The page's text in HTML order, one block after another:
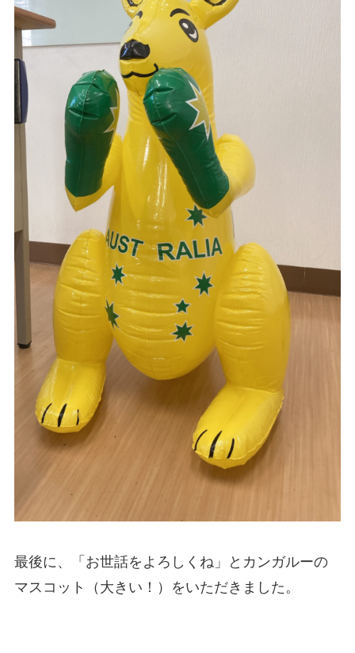
最後に、「お世話をよろしくね」とカンガルーの
マスコット（大きい！）をいただきました。